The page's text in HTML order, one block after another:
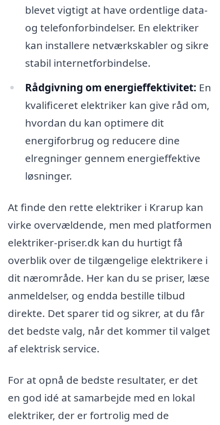
blevet vigtigt at have ordentlige data-
og telefonforbindelser. En elektriker
kan installere netværkskabler og sikre
stabil internetforbindelse.
Rådgivning om energieffektivitet: En
kvalificeret elektriker kan give råd om,
hvordan du kan optimere dit
energiforbrug og reducere dine
elregninger gennem energieffektive
løsninger.
At finde den rette elektriker i Krarup kan
virke overvældende, men med platformen
elektriker-priser.dk kan du hurtigt få
overblik over de tilgængelige elektrikere i
dit nærområde. Her kan du se priser, læse
anmeldelser, og endda bestille tilbud
direkte. Det sparer tid og sikrer, at du får
det bedste valg, når det kommer til valget
af elektrisk service.
For at opnå de bedste resultater, er det
en god idé at samarbejde med en lokal
elektriker, der er fortrolig med de